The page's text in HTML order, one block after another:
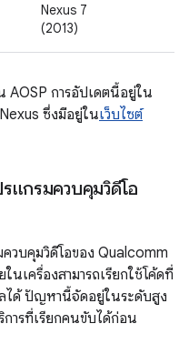
Nexus 7
(2013)
การอัปเดตนี้อยู่ใน
ซึ่งมีอยู่ในเว็บไซต์
แกรมควบคุมวิดีโอ
วบคุมวิดีโอของ Qualcomm
เครื่องสามารถเรียกใช้โค้ดที่
ได้ ปัญหานี้จัดอยู่ในระดับสูง
ารที่เรียกคนขับได้ก่อน